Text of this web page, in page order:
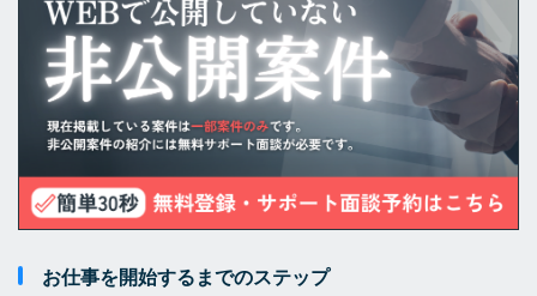
お仕事を開始するまでのステップ